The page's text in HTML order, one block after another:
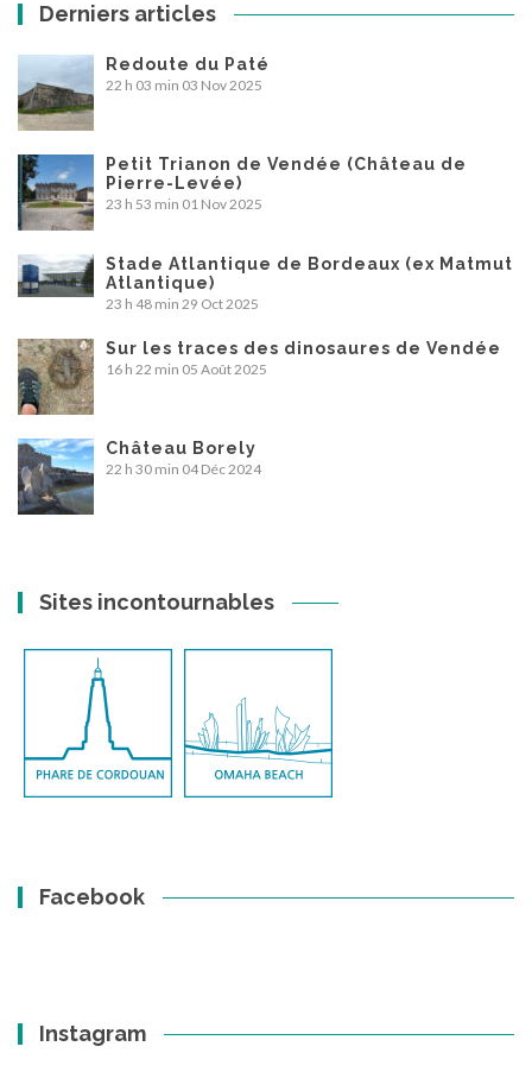
Derniers articles
Redoute du Paté
22 h 03 min 03 Nov 2025
Petit Trianon de Vendée (Château de
Pierre-Levée)
23 h 53 min 01 Nov 2025
Stade Atlantique de Bordeaux (ex Matmut
Atlantique)
23 h 48 min 29 Oct 2025
Sur les traces des dinosaures de Vendée
16 h 22 min 05 Août 2025
Château Borely
22 h 30 min 04 Déc 2024
Sites incontournables
Facebook
Instagram